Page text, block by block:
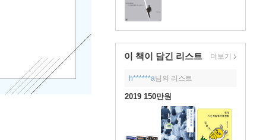
이 책이 담긴 리스트 더보기
h******a님의 리스트
2019 150만원